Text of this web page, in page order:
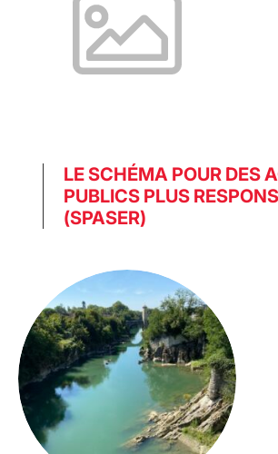
LE SCHÉMA POUR DES
PUBLICS PLUS
(SPASER)